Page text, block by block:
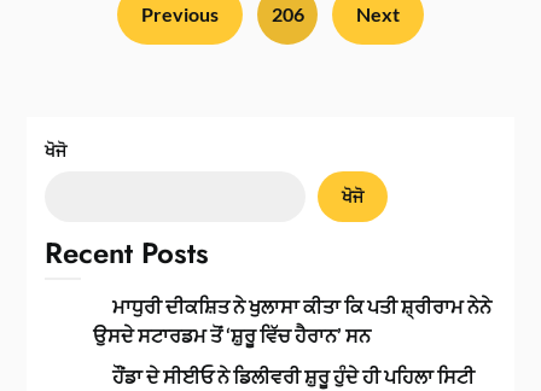
Previous 206 Next
ਖੋਜੋ
ਖੋਜੋ
Recent Posts
ਮਾਧੁਰੀ ਦੀਕਸ਼ਿਤ ਨੇ ਖੁਲਾਸਾ ਕੀਤਾ ਕਿ ਪਤੀ ਸ਼੍ਰੀਰਾਮ ਨੇਨੇ
ਉਸਦੇ ਸਟਾਰਡਮ ਤੋਂ ‘ਸ਼ੁਰੂ ਵਿੱਚ ਹੈਰਾਨ’ ਸਨ
ਹੌਂਡਾ ਦੇ ਸੀਈਓ ਨੇ ਡਿਲੀਵਰੀ ਸ਼ੁਰੂ ਹੁੰਦੇ ਹੀ ਪਹਿਲਾ ਸਿਟੀ